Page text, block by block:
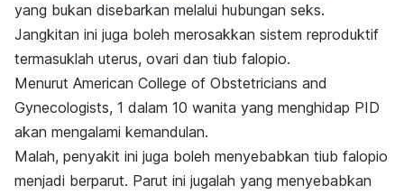
yang bukan disebarkan melalui hubungan seks.
Jangkitan ini juga boleh merosakkan sistem reproduktif
termasuklah uterus, ovari dan tiub falopio.
Menurut American College of Obstetricians and
Gynecologists, 1 dalam 10 wanita yang menghidap PID
akan mengalami kemandulan.
Malah, penyakit ini juga boleh menyebabkan tiub falopio
menjadi berparut. Parut ini jugalah yang menyebabkan